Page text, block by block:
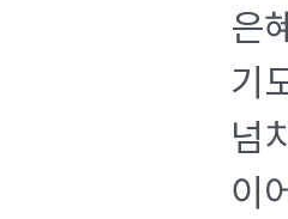
은
기
넘
이